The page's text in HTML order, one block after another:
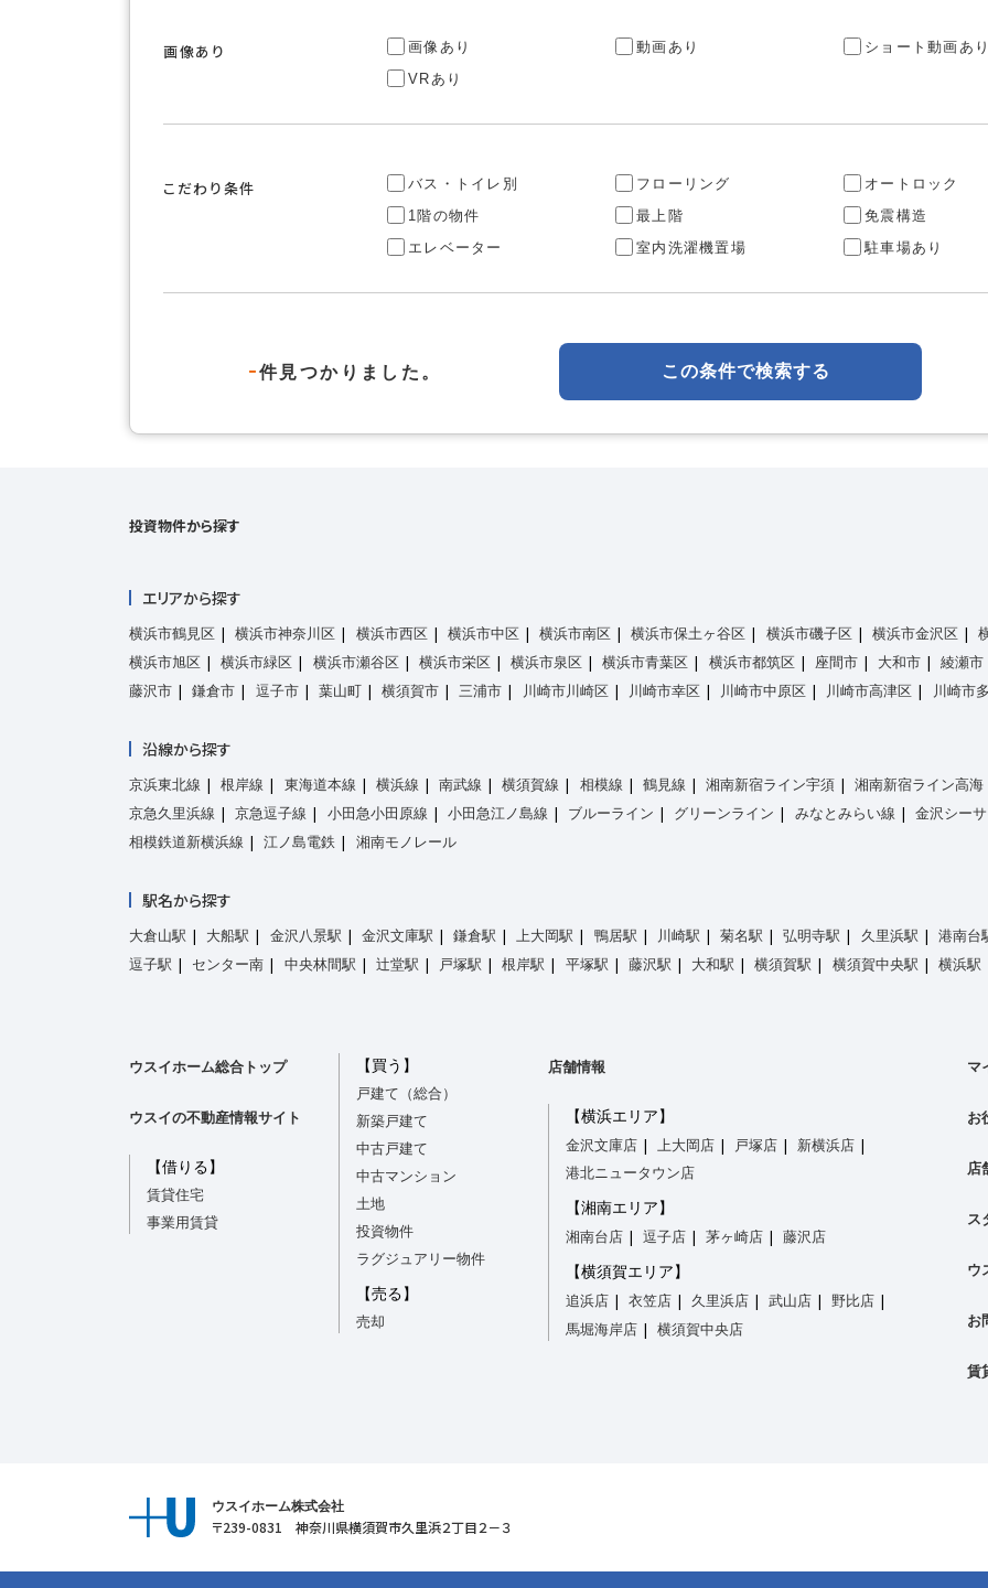
画像あり 画像あり 動画あり ショート動画あり
VRあり
こだわり条件 バス・トイレ別 フローリング オートロック
1階の物件
最上階 免震構造
エレベーター
室内洗濯機置場 駐車場あり
-件見つかりました。 この条件で検索する
投資物件から探す
エリアから探す
横浜市鶴見区 横浜市神奈川区 横浜市西区 横浜市中区 横浜市南区 横浜市保土ヶ谷区 横浜市磯子区 横浜市金沢区
横浜市旭区
横浜市緑区 横浜市瀬谷区 横浜市栄区 横浜市泉区 横浜市青葉区 横浜市都筑区 座間市 大和市 綾瀬市
藤沢市
鎌倉市 逗子市 葉山町 横須賀市 三浦市 川崎市川崎区 川崎市幸区 川崎市中原区 川崎市高津区 川崎市
沿線から探す
京浜東北線 根岸線 東海道本線 横浜線 南武線 横須賀線 相模線 鶴見線 湘南新宿ライン宇須 湘南新宿ライン高海
京急久里浜線
京急逗子線 小田急小田原線 小田急江ノ島線 ブルーライン グリーンライン みなとみらい線 金沢シー
相模鉄道新横浜線
江ノ島電鉄 湘南モノレール
駅名から探す
大倉山駅 大船駅 金沢八景駅 金沢文庫駅 鎌倉駅 上大岡駅 鴨居駅 川崎駅 菊名駅 弘明寺駅 久里浜駅 港南台
逗子駅
センター南 中央林間駅 辻堂駅 戸塚駅 根岸駅 平塚駅 藤沢駅 大和駅 横須賀駅 横須賀中央駅 横浜駅
ウスイホーム総合トップ
ウスイの不動産情報サイト
【借りる】
賃貸住宅
事業用賃貸
【買う】
戸建て（総合）
新築戸建て
中古戸建て
中古マンション
土地
投資物件
ラグジュアリー物件
【売る】
売却
店舗情報
【横浜エリア】
金沢文庫店 上大岡店 戸塚店
新横浜店
港北ニュータウン店
【湘南エリア】
湘南台店 逗子店 茅ヶ崎店 藤沢店
【横須賀エリア】
追浜店 衣笠店 久里浜店 武山店
野比店
馬堀海岸店
横須賀中央店
マ
お
店
ス
ウ
お
賃
ウスイホーム株式会社
〒239-0831 神奈川県横須賀市久里浜２丁目２－３